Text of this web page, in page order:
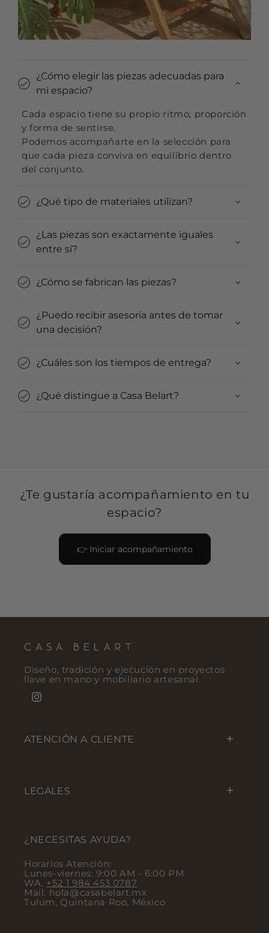
¿Cómo elegir las piezas adecuadas para
mi espacio?
Cada espacio tiene su propio ritmo, proporción
y forma de sentirse.
Podemos acompañarte en la selección para
que cada pieza conviva en equilibrio dentro
del conjunto.
¿Qué tipo de materiales utilizan?
¿Las piezas son exactamente iguales
entre sí?
¿Cómo se fabrican las piezas?
¿Puedo recibir asesoría antes de tomar
una decisión?
¿Cuáles son los tiempos de entrega?
¿Qué distingue a Casa Belart?
¿Te gustaría acompañamiento en tu
espacio?
👉 Iniciar acompañamiento
Diseño, tradición y ejecución en proyectos
llave en mano y mobiliario artesanal.
Instagram
ATENCIÓN A CLIENTE
LEGALES
¿NECESITAS AYUDA?
Horarios Atención:
Lunes-viernes: 9:00 AM - 6:00 PM
WA. +52 1 984 453 0787
Mail. hola@casabelart.mx
Tulum, Quintana Roo, México